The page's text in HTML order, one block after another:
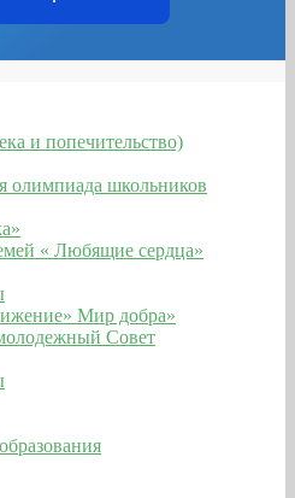
и попечительство)
школьников
« Любящие сердца»
Мир добра»
Совет